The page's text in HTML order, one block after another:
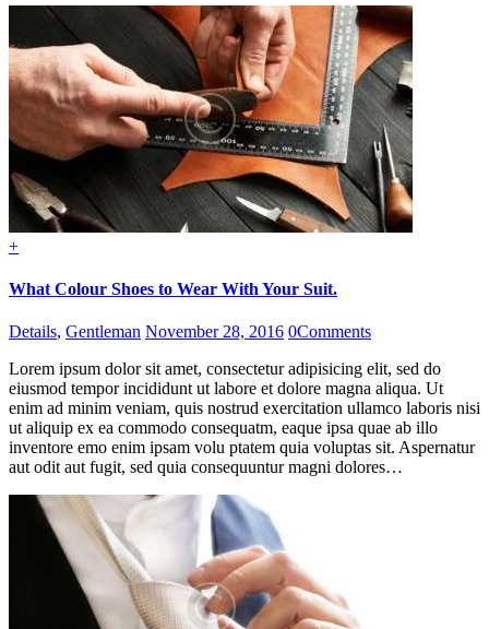
+
What Colour Shoes to Wear With Your Suit.
Details, Gentleman November 28, 2016 0Comments
Lorem ipsum dolor sit amet, consectetur adipisicing elit, sed do
eiusmod tempor incididunt ut labore et dolore magna aliqua. Ut
enim ad minim veniam, quis nostrud exercitation ullamco laboris nisi
ut aliquip ex ea commodo consequatm, eaque ipsa quae ab illo
inventore emo enim ipsam volu ptatem quia voluptas sit. Aspernatur
aut odit aut fugit, sed quia consequuntur magni dolores…